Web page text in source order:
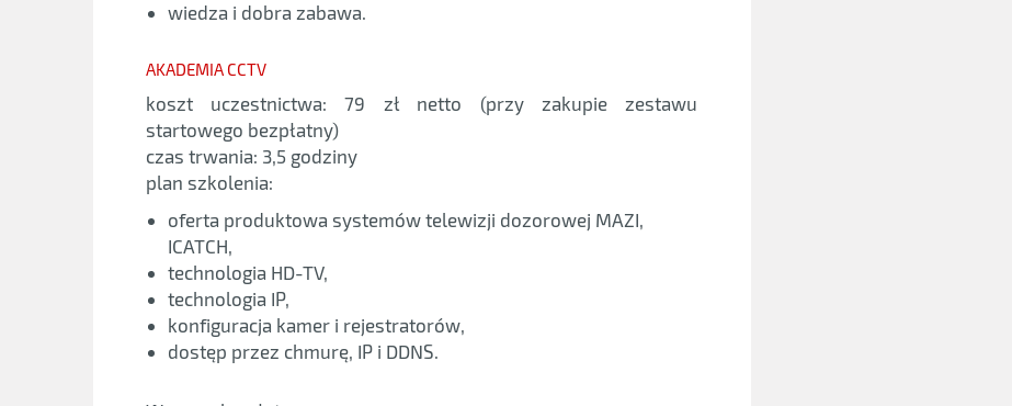
wiedza i dobra zabawa.
AKADEMIA CCTV
koszt uczestnictwa: 79 zł netto (przy zakupie zestawu
startowego bezpłatny)
czas trwania: 3,5 godziny
plan szkolenia:
oferta produktowa systemów telewizji dozorowej MAZI,
ICATCH,
technologia HD-TV,
technologia IP,
konfiguracja kamer i rejestratorów,
dostęp przez chmurę, IP i DDNS.